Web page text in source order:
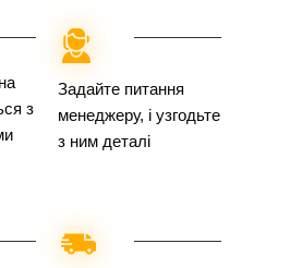
з
Задайте питання
менеджеру, і узгодьте
з ним деталі